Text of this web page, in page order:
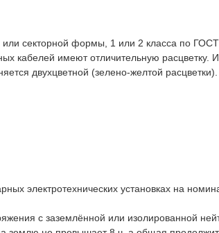
секторной формы, 1 или 2 класса по ГОСТ
кабелей имеют отличительную расцветку.
двухцветной (зелено-желтой расцветки).
электротехнических установках на
с заземлённой или изолированной